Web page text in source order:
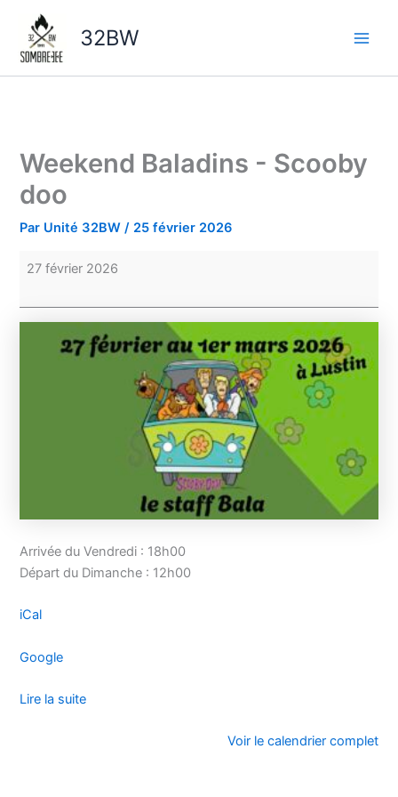
contenu
32BW
Weekend Baladins - Scooby
doo
Par Unité 32BW/ 25 février 2026
Weekend
Baladins
-
Scooby
27 février 2026
Arrivée du Vendredi : 18h00
Départ du Dimanche : 12h00
iCal
Google
Lire la suite
Voir le calendrier complet